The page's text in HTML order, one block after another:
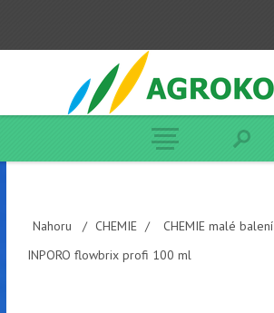
Nahoru / CHEMIE / CHEMIE malé balení
INPORO flowbrix profi 100 ml